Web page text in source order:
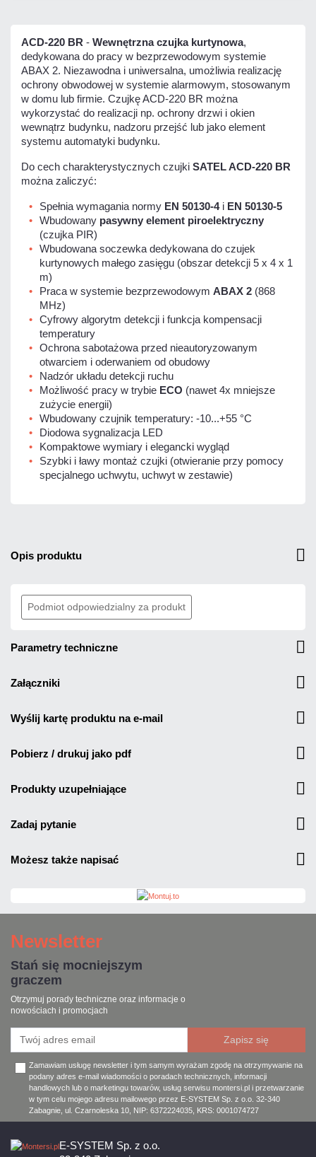
ACD-220 BR - Wewnętrzna czujka kurtynowa,
dedykowana do pracy w bezprzewodowym systemie
ABAX 2. Niezawodna i uniwersalna, umożliwia realizację
ochrony obwodowej w systemie alarmowym, stosowanym
w domu lub firmie. Czujkę ACD-220 BR można
wykorzystać do realizacji np. ochrony drzwi i okien
wewnątrz budynku, nadzoru przejść lub jako element
systemu automatyki budynku.
Do cech charakterystycznych czujki SATEL ACD-220 BR
można zaliczyć:
Spełnia wymagania normy EN 50130-4i EN 50130-5
Wbudowany pasywny element piroelektryczny
(czujka PIR)
Wbudowana soczewka dedykowana do czujek
kurtynowych małego zasięgu (obszar detekcji 5 x 4 x 1
m)
Praca w systemie bezprzewodowym ABAX 2 (868
MHz)
Cyfrowy algorytm detekcji i funkcja kompensacji
temperatury
Ochrona sabotażowa przed nieautoryzowanym
otwarciem i oderwaniem od obudowy
Nadzór układu detekcji ruchu
Możliwość pracy w trybie ECO (nawet 4x mniejsze
zużycie energii)
Wbudowany czujnik temperatury: -10...+55 °C
Diodowa sygnalizacja LED
Kompaktowe wymiary i elegancki wygląd
Szybki i ławy montaż czujki (otwieranie przy pomocy
specjalnego uchwytu, uchwyt w zestawie)
opis produktu
Podmiot odpowiedzialny za produkt
parametry techniczne
załączniki
wyślij kartę produktu na e-mail
pobierz / drukuj jako pdf
produkty uzupełniające
zadaj pytanie
możesz także napisać
Newsletter
Stań się mocniejszym
graczem
Otrzymuj porady techniczne oraz informacje o
nowościach i promocjach
Zamawiam usługę newsletter i tym samym wyrażam zgodę na otrzymywanie na
podany adres e-mail wiadomości o poradach technicznych, informacji
handlowych lub o marketingu towarów, usług serwisu montersi.pl i przetwarzanie
w tym celu mojego adresu mailowego przez E-SYSTEM Sp. z o.o. 32-340
Zabagnie, ul. Czarnoleska 10, NIP: 6372224035, KRS: 0001074727
E-SYSTEM Sp. z o.o.